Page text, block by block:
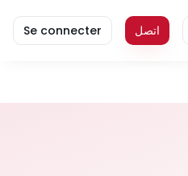
اتصل Se connecter